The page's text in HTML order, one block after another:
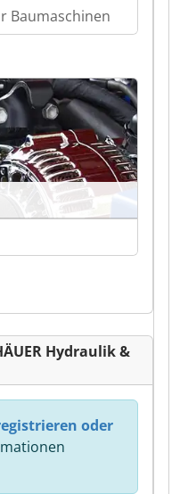
Baumaschinen
Hydraulik &
oder